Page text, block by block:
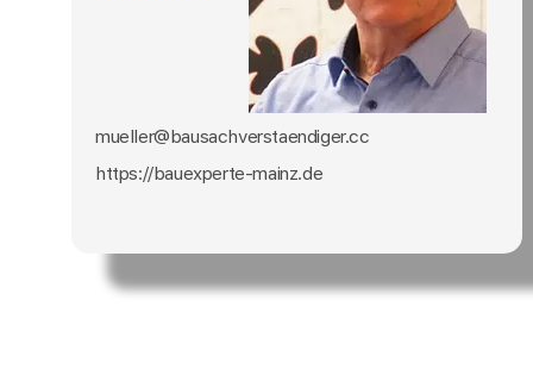
mueller@bausachverstaendiger.cc
https://bauexperte-mainz.de